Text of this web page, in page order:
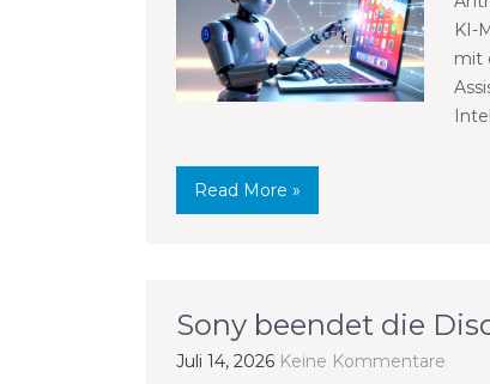
KI-
mit
Read More »
Sony beendet die
Juli 14, 2026 Keine Kommentare